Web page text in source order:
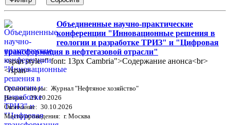
Объединенные научно-практические
конференции "Инновационные решения в
геологии и разработке ТРИЗ" и "Цифровая
трансформация в нефтегазовой отрасли"
<span style=" font: 13px Cambria">Содержание анонса<br>
</span>
Организаторы: Журнал "Нефтяное хозяйство"
Начало: 29.10.2026
Окончание: 30.10.2026
Место проведения: г. Москва